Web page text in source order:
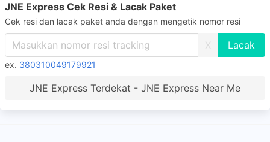
JNE Express Cek Resi & Lacak Paket
Cek resi dan lacak paket anda dengan mengetik nomor resi
X
ex. 380310049179921
JNE Express Terdekat - JNE Express Near Me